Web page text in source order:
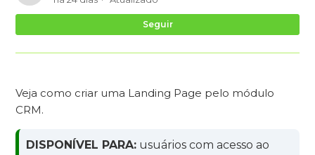
Seguir
Veja como criar uma Landing Page pelo módulo
CRM.
DISPONÍVEL PARA: usuários com acesso ao